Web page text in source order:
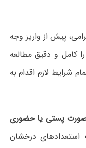
پیش از واریز وجه
کامل و دقیق مطالعه
شرایط لازم اقدام به
پستی یا حضوری
درخشان